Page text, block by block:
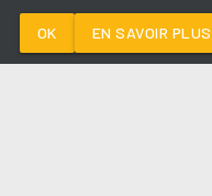
OK EN SAVOIR PLUS